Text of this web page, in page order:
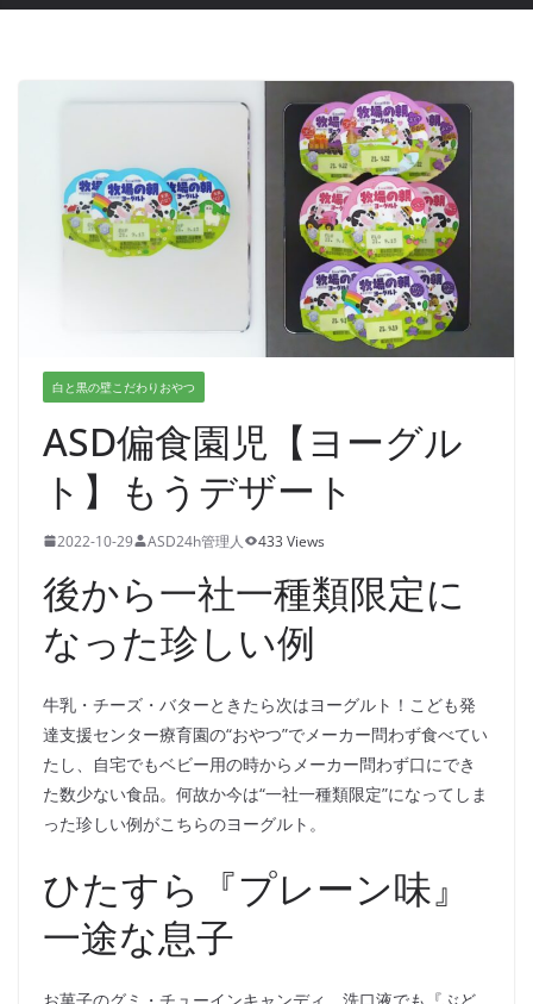
白と黒の壁こだわりおやつ
ASD偏食園児【ヨーグル
ト】もうデザート
2022-10-29 ASD24h管理人 433 Views
後から一社一種類限定に
なった珍しい例
牛乳・チーズ・バターときたら次はヨーグルト！こども発
達支援センター療育園の“おやつ”でメーカー問わず食べてい
たし、自宅でもベビー用の時からメーカー問わず口にでき
た数少ない食品。何故か今は“一社一種類限定”になってしま
った珍しい例がこちらのヨーグルト。
ひたすら『プレーン味』
一途な息子
お菓子のグミ・チューインキャンディ、洗口液でも『ぶど